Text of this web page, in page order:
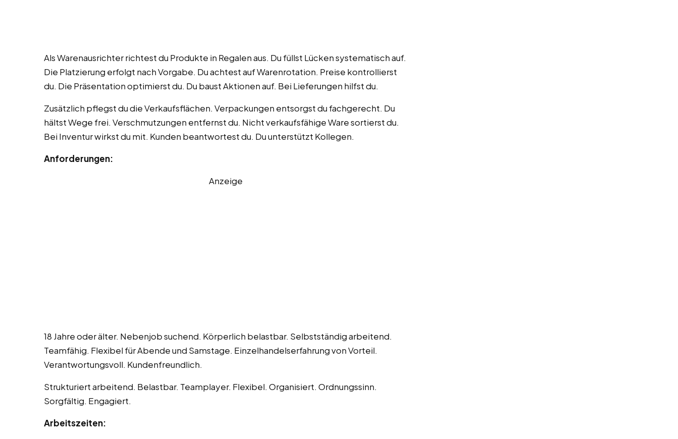
Als Warenausrichter richtest du Produkte in Regalen aus. Du füllst Lücken systematisch auf.
Die Platzierung erfolgt nach Vorgabe. Du achtest auf Warenrotation. Preise kontrollierst
du. Die Präsentation optimierst du. Du baust Aktionen auf. Bei Lieferungen hilfst du.
Zusätzlich pflegst du die Verkaufsflächen. Verpackungen entsorgst du fachgerecht. Du
hältst Wege frei. Verschmutzungen entfernst du. Nicht verkaufsfähige Ware sortierst du.
Bei Inventur wirkst du mit. Kunden beantwortest du. Du unterstützt Kollegen.
Anforderungen:
Anzeige
18 Jahre oder älter. Nebenjob suchend. Körperlich belastbar. Selbstständig arbeitend.
Teamfähig. Flexibel für Abende und Samstage. Einzelhandelserfahrung von Vorteil.
Verantwortungsvoll. Kundenfreundlich.
Strukturiert arbeitend. Belastbar. Teamplayer. Flexibel. Organisiert. Ordnungssinn.
Sorgfältig. Engagiert.
Arbeitszeiten: